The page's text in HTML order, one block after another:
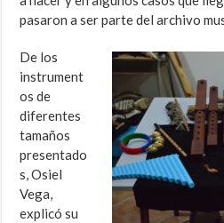
pasaron a ser parte del archivo
De los
instrument
os de
diferentes
tamaños
presentado
s, Osiel
Vega,
explicó su